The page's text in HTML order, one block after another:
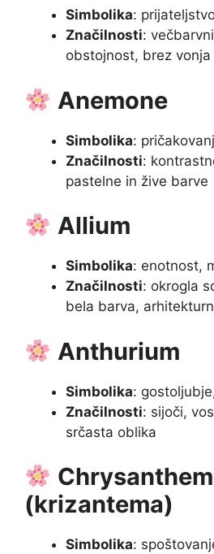
Simbolika:
Značilnosti:
obstojnost, brez vonja
Anemone
Simbolika:
Značilnosti:
pastelne in žive barve
Allium
Simbolika: enotnost,
Značilnosti: okrogla
bela barva,
Anthurium
Simbolika:
Značilnosti: sijoči,
srčasta oblika
(krizantema)
Simbolika: